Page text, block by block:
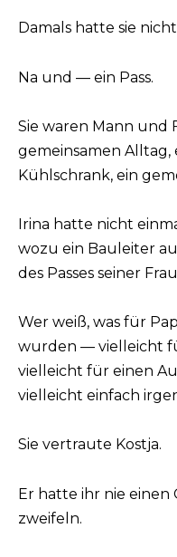
Damals hatte sie
Na und — ein Pass.
Sie waren Mann und
gemeinsamen Alltag,
Kühlschrank, ein
Irina hatte nicht
wozu ein Bauleiter
des Passes seiner
Wer weiß, was für
wurden — vielleicht
vielleicht für einen
vielleicht einfach
Sie vertraute Kostja.
Er hatte ihr nie einen
zweifeln.